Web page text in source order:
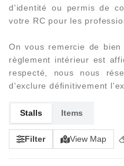
d'identité ou permis de
votre RC pour les
On vous remercie de
règlement intérieur est
respecté, nous nous
d'exclure définitivement
Stalls Items
Filter View Map